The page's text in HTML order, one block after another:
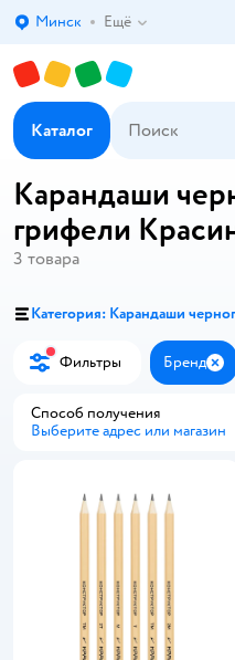
Выбор адреса доставки.
Минск Ещё
Каталог
Карандаши
грифели
3 товара
Категория: Карандаши
Фильтры Бренд
Способ получения
Выберите адрес или магазин